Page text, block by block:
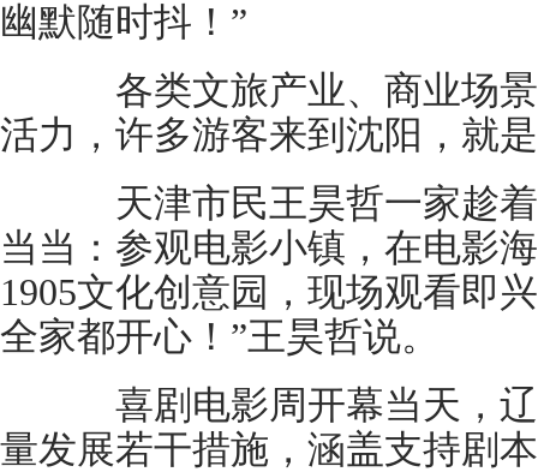
幽默随时抖！”
各类文旅产业、商业场景
活力，许多游客来到沈阳，就
天津市民王昊哲一家趁着
当当：参观电影小镇，在电影
1905文化创意园，现场观看
全家都开心！”王昊哲说。
喜剧电影周开幕当天，辽
量发展若干措施，涵盖支持剧